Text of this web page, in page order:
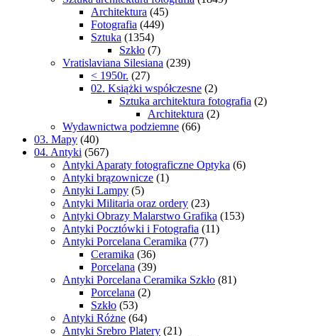
Architektura (45)
Fotografia (449)
Sztuka (1354)
Szkło (7)
Vratislaviana Silesiana (239)
< 1950r. (27)
02. Książki współczesne (2)
Sztuka architektura fotografia (2)
Architektura (2)
Wydawnictwa podziemne (66)
03. Mapy (40)
04. Antyki (567)
Antyki Aparaty fotograficzne Optyka (6)
Antyki brązownicze (1)
Antyki Lampy (5)
Antyki Militaria oraz ordery (23)
Antyki Obrazy Malarstwo Grafika (153)
Antyki Pocztówki i Fotografia (11)
Antyki Porcelana Ceramika (77)
Ceramika (36)
Porcelana (39)
Antyki Porcelana Ceramika Szkło (81)
Porcelana (2)
Szkło (53)
Antyki Różne (64)
Antyki Srebro Platery (21)